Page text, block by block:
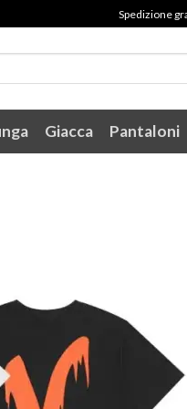
Spedizione
Giacca Pantaloni